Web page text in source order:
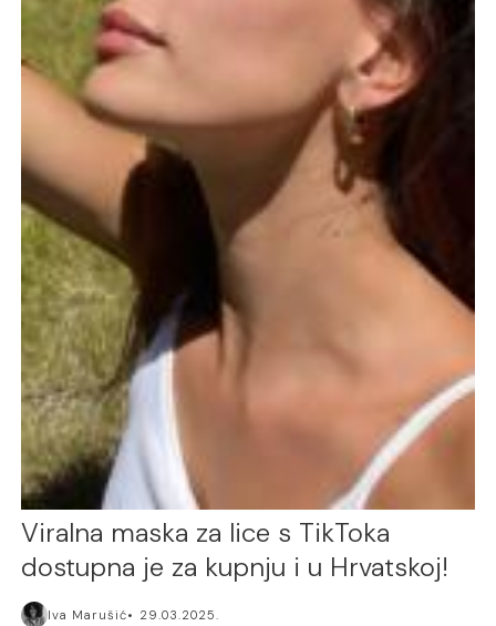
Viralna maska za lice s TikToka
dostupna je za kupnju i u Hrvatskoj!
Iva Marušić 29.03.2025.